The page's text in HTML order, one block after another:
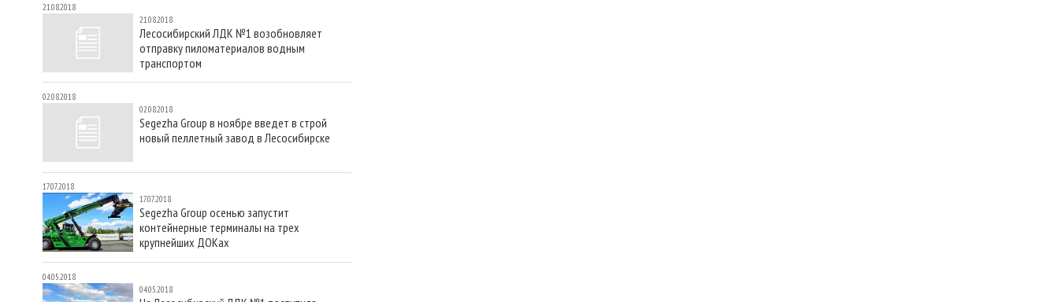
21.08.2018
21.08.2018
Лесосибирский ЛДК №1 возобновляет
отправку пиломатериалов водным
транспортом
02.08.2018
02.08.2018
Segezha Group в ноябре введет в строй
новый пеллетный завод в Лесосибирске
17.07.2018
17.07.2018
Segezha Group осенью запустит
контейнерные терминалы на трех
крупнейших ДОКах
04.05.2018
04.05.2018